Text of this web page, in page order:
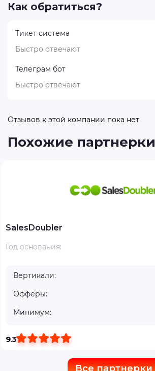
Как обратиться?
Тикет система
Быстро отвечают
Телеграм бот
Быстро отвечают
Отзывов к этой компании пока нет
Похожие партнерки
SalesDoubler
Год основания:
Вертикали:
Офферы:
Минимум:
9.3
Все партнерки